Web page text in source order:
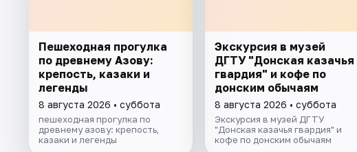
Пешеходная прогулка
по древнему Азову:
крепость, казаки и
легенды
8 августа 2026 • суббота
пешеходная прогулка по
древнему азову: крепость,
казаки и легенды
Экскурсия в музей
ДГТУ "Донская казачья
гвардия" и кофе по
донским обычаям
8 августа 2026 • суббота
Экскурсия в музей ДГТУ
"Донская казачья гвардия" и
кофе по донским обычаям